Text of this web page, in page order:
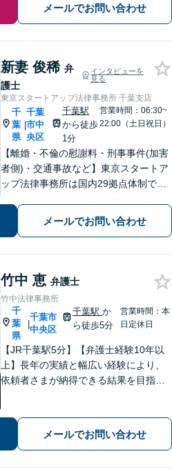
メールでお問い合わせ
新妻 俊稀 弁
護士
インタビューを
見る
東京スタートアップ法律事務所 千葉支店
千
葉
県
|
千葉
市中
央区
千葉駅
から徒歩
1分
営業時間：06:30~
22:00（土日祝日）
【離婚・不倫の慰謝料・刑事事件(加害
者側)・交通事故など】東京スタートア
ップ法律事務所は国内29拠点体制で全
対応(法律相談は完全予約制)】各分野で
専門性の高い弁護士が寄り添い解決を
メールでお問い合わせ
竹中 恵 弁護士
竹中法律事務所
千
葉
県
|
千葉市
中央区
千葉駅 か
ら徒歩5分
営業時間：本
日定休日
【JR千葉駅5分】【弁護士経験10年以
上】長年の実績と幅広い経験により、
依頼者さまが納得できる結果を目指し
い】オーナーの方からの案件を解決し
た実績多数【初回相談無料】
メールでお問い合わせ